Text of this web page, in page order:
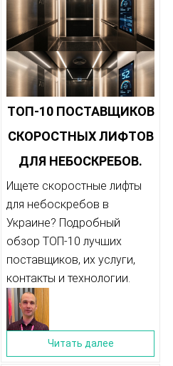
ТОП-10 ПОСТАВЩИКОВ
СКОРОСТНЫХ ЛИФТОВ
ДЛЯ НЕБОСКРЕБОВ.
Ищете скоростные лифты
для небоскребов в
Украине? Подробный
обзор ТОП-10 лучших
поставщиков, их услуги,
контакты и технологии.
Читать далее